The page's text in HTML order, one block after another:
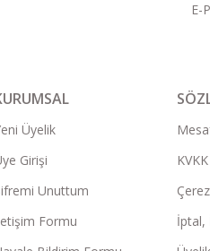
Üyelik
Girişi
Unuttum
Formu
İptal,